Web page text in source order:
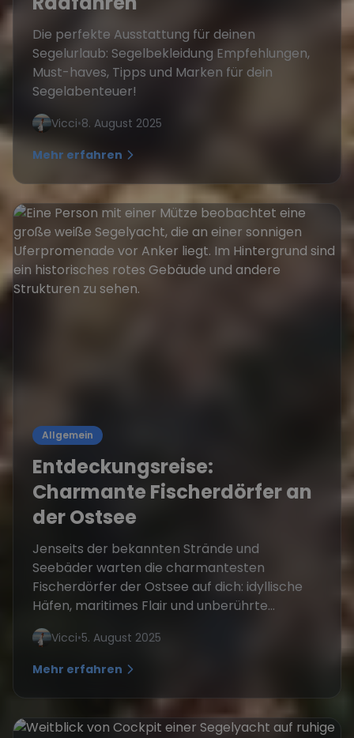
Die perfekte Ausstattung für deinen
Segelurlaub: Segelbekleidung Empfehlungen,
Must-haves, Tipps und Marken für dein
Segelabenteuer!
Vicci•8. August 2025
Mehr erfahren
Allgemein
Entdeckungsreise:
Charmante Fischerdörfer an
der Ostsee
Jenseits der bekannten Strände und
Seebäder warten die charmantesten
Fischerdörfer der Ostsee auf dich: idyllische
Häfen, maritimes Flair und unberührte...
Vicci•5. August 2025
Mehr erfahren